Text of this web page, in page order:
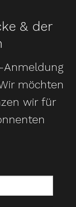
& der
Anmeldung
möchten
wir für